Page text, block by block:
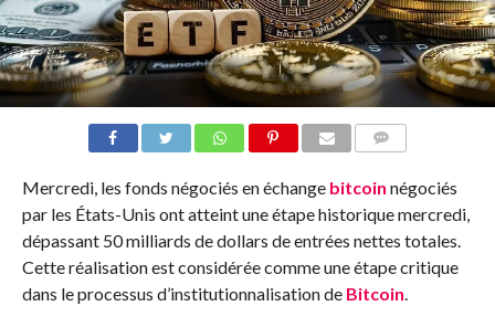
Mercredi, les fonds négociés en échange bitcoin négociés
par les États-Unis ont atteint une étape historique mercredi,
dépassant 50 milliards de dollars de entrées nettes totales.
Cette réalisation est considérée comme une étape critique
dans le processus d’institutionnalisation de Bitcoin